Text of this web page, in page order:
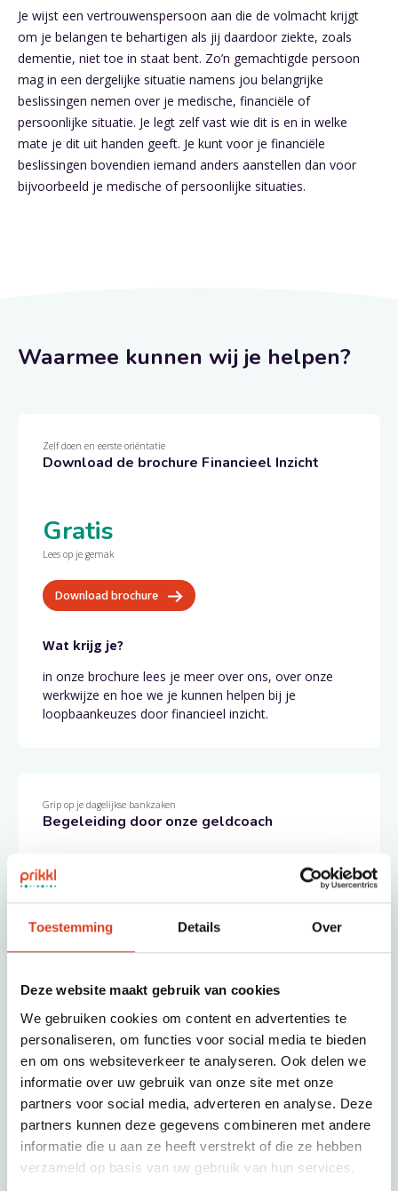
Toestemming Details Over
Deze website maakt gebruik van cookies
We gebruiken cookies om content en advertenties te
personaliseren, om functies voor social media te bieden
en om ons websiteverkeer te analyseren. Ook delen we
informatie over uw gebruik van onze site met onze
partners voor social media, adverteren en analyse. Deze
partners kunnen deze gegevens combineren met andere
informatie die u aan ze heeft verstrekt of die ze hebben
verzameld op basis van uw gebruik van hun services.
Je wijst een vertrouwenspersoon aan die de volmacht krijgt
om je belangen te behartigen als jij daardoor ziekte, zoals
dementie, niet toe in staat bent. Zo’n gemachtigde persoon
mag in een dergelijke situatie namens jou belangrijke
beslissingen nemen over je medische, financiële of
persoonlijke situatie. Je legt zelf vast wie dit is en in welke
mate je dit uit handen geeft. Je kunt voor je financiële
beslissingen bovendien iemand anders aanstellen dan voor
bijvoorbeeld je medische of persoonlijke situaties.
Waarmee kunnen wij je helpen?
Zelf doen en eerste oriëntatie
Download de brochure Financieel Inzicht
Gratis
Lees op je gemak
Download brochure
Wat krijg je?
in onze brochure lees je meer over ons, over onze
werkwijze en hoe we je kunnen helpen bij je
loopbaankeuzes door financieel inzicht.
Grip op je dagelijkse bankzaken
Begeleiding door onze geldcoach
€ 272,25
Ga 3 maanden samen met een coach aan de slag
Wat krijg je?
We helpen je om grip te krijgen op je dagelijkse
geldzaken
Intakegesprek met coach
Persoonlijk actieplan op basis van testen over je
financiële situatie en persoonlijke wensen